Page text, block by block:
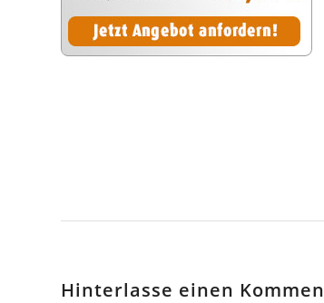
Hinterlasse einen